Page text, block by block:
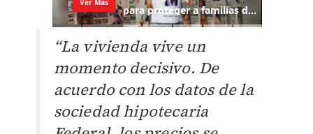
“La vivienda vive un
momento decisivo. De
acuerdo con los datos de la
sociedad hipotecaria